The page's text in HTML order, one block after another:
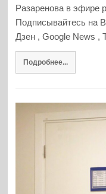
Разаренова в эфире
Подписывайтесь на
Дзен , Google News ,
Подробнее...